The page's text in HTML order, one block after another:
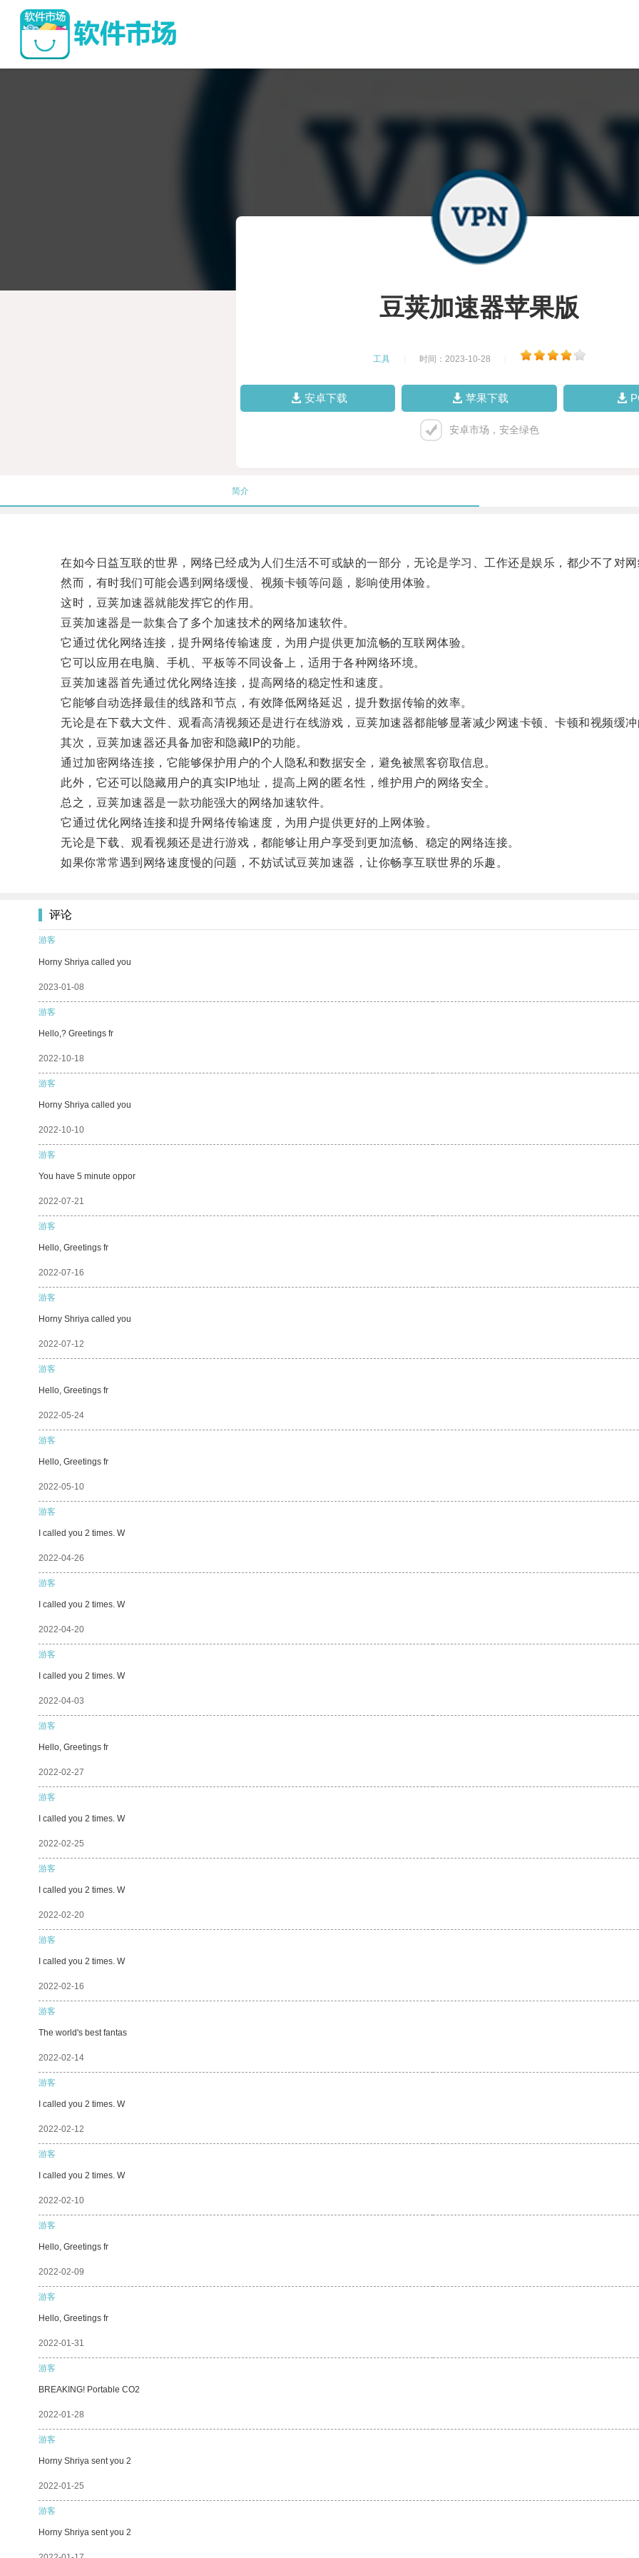
豆荚加速器苹果版
工具 时间：2023-10-28
安卓下载 苹果下载
安卓市场，安全绿色
简介
在如今日益互联的世界，网络已经成为人们生活不可或缺的一部分，无论是学习、工作还是娱乐，都少不了对
然而，有时我们可能会遇到网络缓慢、视频卡顿等问题，影响使用体验。
这时，豆荚加速器就能发挥它的作用。
豆荚加速器是一款集合了多个加速技术的网络加速软件。
它通过优化网络连接，提升网络传输速度，为用户提供更加流畅的互联网体验。
它可以应用在电脑、手机、平板等不同设备上，适用于各种网络环境。
豆荚加速器首先通过优化网络连接，提高网络的稳定性和速度。
它能够自动选择最佳的线路和节点，有效降低网络延迟，提升数据传输的效率。
无论是在下载大文件、观看高清视频还是进行在线游戏，豆荚加速器都能够显著减少网速卡顿、卡顿和视频缓
其次，豆荚加速器还具备加密和隐藏IP的功能。
通过加密网络连接，它能够保护用户的个人隐私和数据安全，避免被黑客窃取信息。
此外，它还可以隐藏用户的真实IP地址，提高上网的匿名性，维护用户的网络安全。
总之，豆荚加速器是一款功能强大的网络加速软件。
它通过优化网络连接和提升网络传输速度，为用户提供更好的上网体验。
无论是下载、观看视频还是进行游戏，都能够让用户享受到更加流畅、稳定的网络连接。
如果你常常遇到网络速度慢的问题，不妨试试豆荚加速器，让你畅享互联世界的乐趣。
评论
游客
Horny Shriya called you
2023-01-08
游客
Hello,? Greetings fr
2022-10-18
游客
Horny Shriya called you
2022-10-10
游客
You have 5 minute oppor
2022-07-21
游客
Hello, Greetings fr
2022-07-16
游客
Horny Shriya called you
2022-07-12
游客
Hello, Greetings fr
2022-05-24
游客
Hello, Greetings fr
2022-05-10
游客
I called you 2 times. W
2022-04-26
游客
I called you 2 times. W
2022-04-20
游客
I called you 2 times. W
2022-04-03
游客
Hello, Greetings fr
2022-02-27
游客
I called you 2 times. W
2022-02-25
游客
I called you 2 times. W
2022-02-20
游客
I called you 2 times. W
2022-02-16
游客
The world's best fantas
2022-02-14
游客
I called you 2 times. W
2022-02-12
游客
I called you 2 times. W
2022-02-10
游客
Hello, Greetings fr
2022-02-09
游客
Hello, Greetings fr
2022-01-31
游客
BREAKING! Portable CO2
2022-01-28
游客
Horny Shriya sent you 2
2022-01-25
游客
Horny Shriya sent you 2